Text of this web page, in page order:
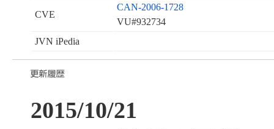
CVE
CAN-2006-1728
VU#932734
JVN iPedia
2015/10/21